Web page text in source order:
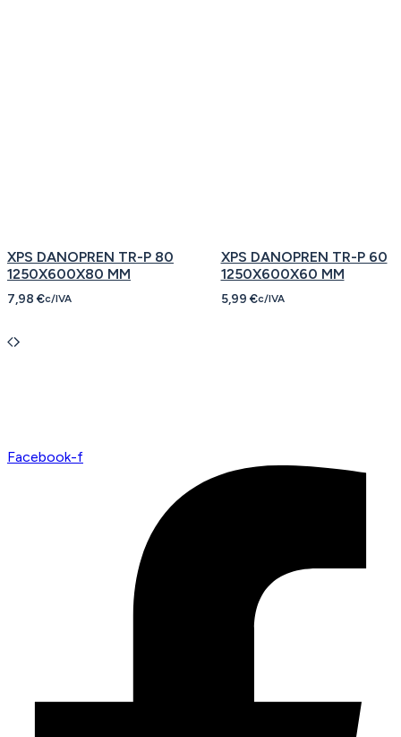
XPS DANOPREN TR-P 80
1250X600X80 MM
7,98 €c/IVA
XPS DANOPREN TR-P 60
1250X600X60 MM
5,99 €c/IVA
Facebook-f